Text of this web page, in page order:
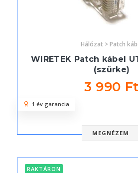
Hálózat > Patch
WIRETEK Patch kábel
(szürke)
3 990 Ft
MEGNÉZEM
1 év garancia
RAKTÁRON